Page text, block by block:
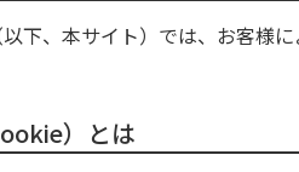
下、本サイト）では、お客様
）とは